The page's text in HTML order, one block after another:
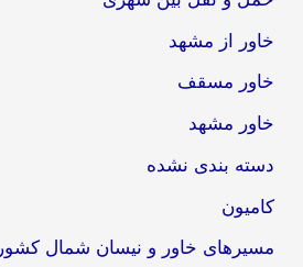
خاور از مشهد
خاور مسقف
خاور مشهد
دسته بندی نشده
کامیون
مسیرهای خاور و نیسان شمال کشور